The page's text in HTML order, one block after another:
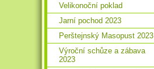
Velikonoční poklad
Jarní pochod 2023
Perštejnský Masopust 2023
Výroční schůze a zábava
2023